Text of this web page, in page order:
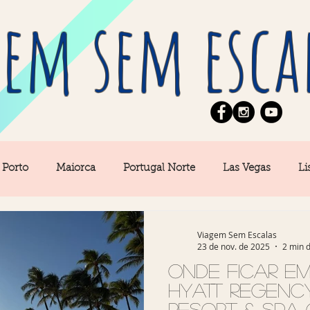
sem
Porto Maiorca Portugal Norte Las Vegas
News
Portugal Central Açores Amsterdam
Onde ficar em
Hyatt
Viagem Sem Escalas
23 de nov. de 2025
2 min